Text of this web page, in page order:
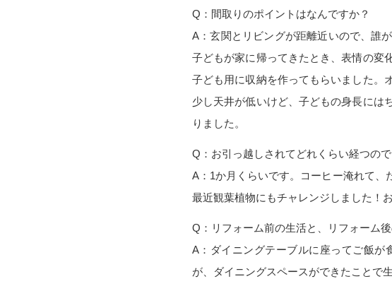
Q：間取りのポイントはなんですか？
A：玄関とリビングが距離近いので、誰
子どもが家に帰ってきたとき、表情の変
子ども用に収納を作ってもらいました。
少し天井が低いけど、子どもの身長には
りました。
Q：お引っ越しされてどれくらい経つの
A：1か月くらいです。コーヒー淹れて、
最近観葉植物にもチャレンジしました！
Q：リフォーム前の生活と、リフォーム
A：ダイニングテーブルに座ってご飯が
が、ダイニングスペースができたことで